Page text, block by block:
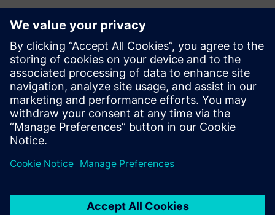
Utforsk ressurser og
relaterte produkter
Tilleggsinformasjon og ressurser
les mer